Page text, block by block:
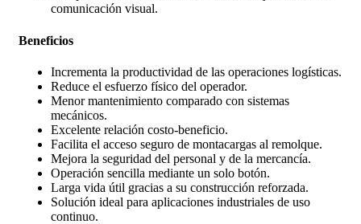
comunicación visual.
Beneficios
Incrementa la productividad de las operaciones logísticas.
Reduce el esfuerzo físico del operador.
Menor mantenimiento comparado con sistemas
mecánicos.
Excelente relación costo-beneficio.
Facilita el acceso seguro de montacargas al remolque.
Mejora la seguridad del personal y de la mercancía.
Operación sencilla mediante un solo botón.
Larga vida útil gracias a su construcción reforzada.
Solución ideal para aplicaciones industriales de uso
continuo.